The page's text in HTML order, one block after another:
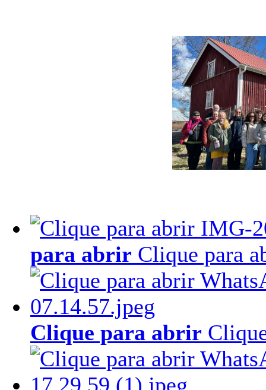
para abrir Clique para
Clique para abrir